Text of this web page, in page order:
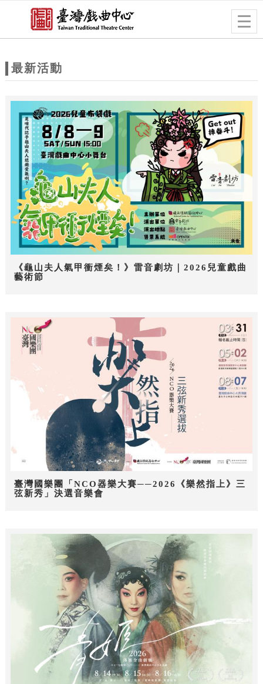
站
題
跳到主要內容
網站導覽
最新活動
《龜山夫人氣甲衝煙矣！》雷音劇坊｜2026兒童戲曲
藝術節
臺灣國樂團「NCO器樂大賽──2026《樂然指上》三
弦新秀」決選音樂會